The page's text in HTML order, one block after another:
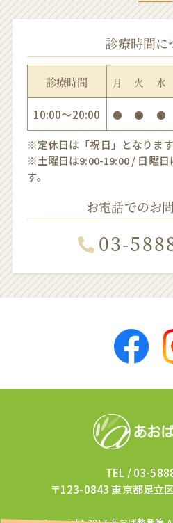
診療時間に
診療時間 月 火 水
10:00〜20:00 ● ● ●
※定休日は「祝日」となります
※土曜日は9:00-19:00 / 日曜日
す。
お電話でのお
03-
TEL /03-
〒123-0843 東京都足立